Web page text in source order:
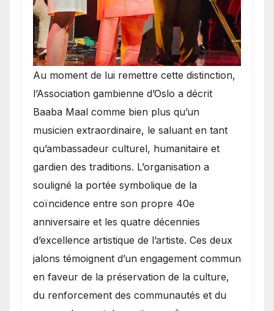
​Au moment de lui remettre cette distinction,
l’Association gambienne d’Oslo a décrit
Baaba Maal comme bien plus qu’un
musicien extraordinaire, le saluant en tant
qu’ambassadeur culturel, humanitaire et
gardien des traditions. L’organisation a
souligné la portée symbolique de la
coïncidence entre son propre 40e
anniversaire et les quatre décennies
d’excellence artistique de l’artiste. Ces deux
jalons témoignent d’un engagement commun
en faveur de la préservation de la culture,
du renforcement des communautés et du